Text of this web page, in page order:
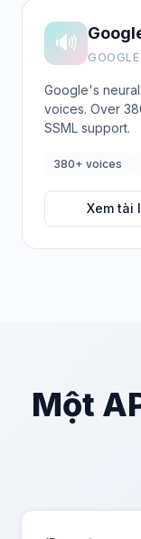
🔊
Google's
voices. Over
SSML support.
380+ voices
Xem tài
Một